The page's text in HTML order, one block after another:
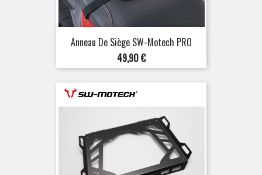
Anneau De Siège SW-Motech PRO
Prix
49,90 €